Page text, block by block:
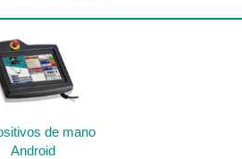
de mano
Android